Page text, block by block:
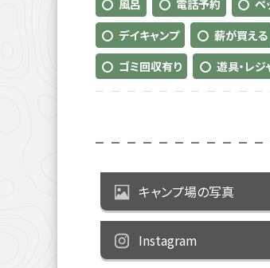
風呂
電話予約 ペ
デイキャンプ
薪が買える
ゴミ回収有り
遊具・レ
キャンプ場の写真
Instagram